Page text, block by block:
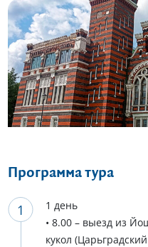
Программа тура
1 день
• 8.00 – выезд из
кукол